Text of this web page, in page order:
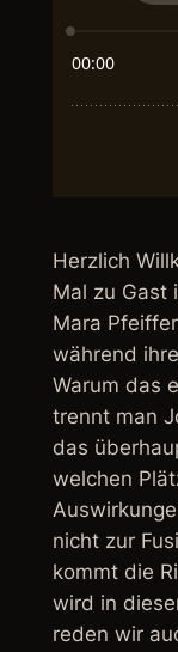
Herzlich
Mal zu Gast
Mara
während
Warum das
trennt man
das
welchen
nicht zur
kommt die
wird in
reden wir